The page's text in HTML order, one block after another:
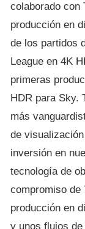
colaborado con
producción en
de los partidos
League en 4K
primeras
HDR para Sky.
más
de
inversión en
tecnología de
compromiso de
producción en
y unos flujos